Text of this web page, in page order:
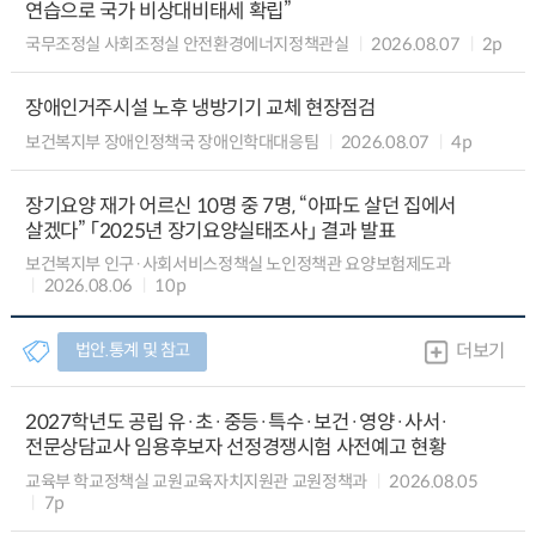
연습으로 국가 비상대비태세 확립”
국무조정실 사회조정실 안전환경에너지정책관실 2026.08.07 2p
장애인거주시설 노후 냉방기기 교체 현장점검
보건복지부 장애인정책국 장애인학대대응팀 2026.08.07 4p
장기요양 재가 어르신 10명 중 7명, “아파도 살던 집에서
살겠다” 「2025년 장기요양실태조사」 결과 발표
보건복지부 인구·사회서비스정책실 노인정책관 요양보험제도과
2026.08.06
10p
법안.통계 및 참고 더보기
2027학년도 공립 유·초·중등·특수·보건·영양·사서·
전문상담교사 임용후보자 선정경쟁시험 사전예고 현황
교육부 학교정책실 교원교육자치지원관 교원정책과
2026.08.05
7p